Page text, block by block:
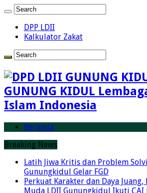
DPP LDII
Kalkulator Zakat
GUNUNG KIDUL
Islam Indonesia
Beranda
Breaking News
Latih Jiwa Kritis dan Problem
Gunungkidul Gelar FGD
Perkuat Karakter dan Daya Juang,
Muda LDII Gunungkidul Ikuti CAI